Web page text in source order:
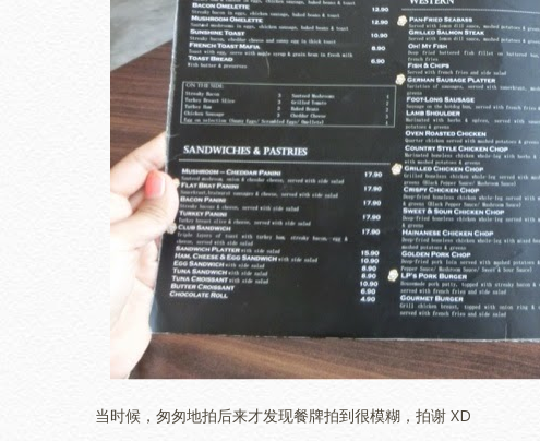
当时候，匆匆地拍后来才发现餐牌拍到很模糊，拍谢 XD